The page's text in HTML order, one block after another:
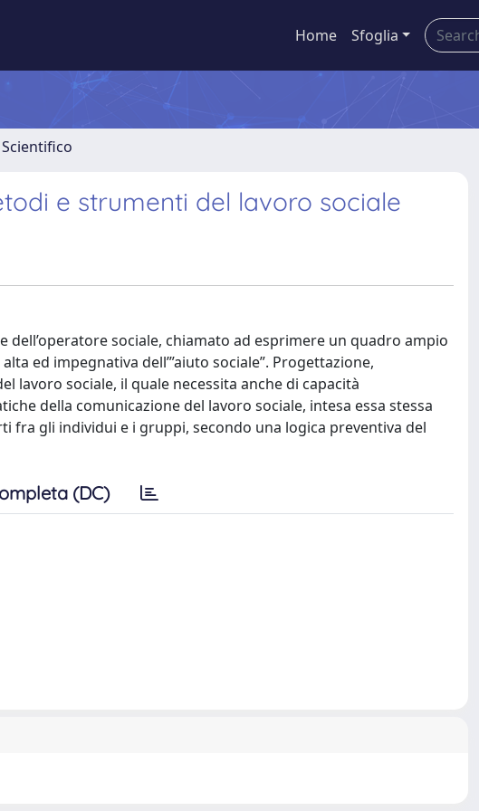
Home Sfoglia
e strumenti del lavoro sociale
sociale, chiamato ad esprimere un quadro ampio
ed impegnativa dell’”aiuto sociale”. Progettazione,
lavoro sociale, il quale necessita anche di capacità
della comunicazione del lavoro sociale, intesa essa stessa
fra gli individui e i gruppi, secondo una logica preventiva del
(DC)